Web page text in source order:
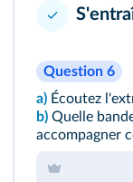
Question 6
a) Écoutez
b) Quelle
accompagner